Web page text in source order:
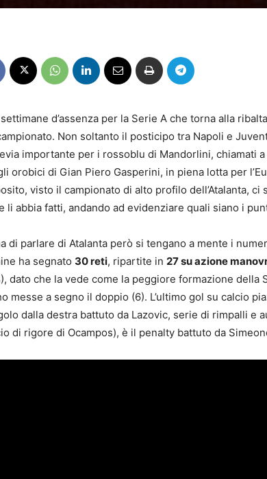
d’assenza per la Serie A che torna alla
Non soltanto il posticipo tra Napoli e
importante per i rossoblu di Mandorlini, chiamati
orobici di Gian Piero Gasperini, in piena lotta per
visto il campionato di alto profilo dell’Atalanta,
li abbia fatti, andando ad evidenziare quali siano i
di parlare di Atalanta però si tengano a mente i
ha segnato 30 reti, ripartite in 27 su azione
dato che la vede come la peggiore formazione della
messe a segno il doppio (6). L’ultimo gol su calcio
dalla destra battuto da Lazovic, serie di rimpalli e
di rigore di Ocampos), è il penalty battuto da